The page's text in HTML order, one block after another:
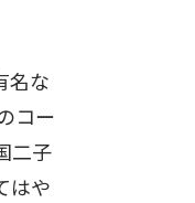
名な
コー
二子
はや